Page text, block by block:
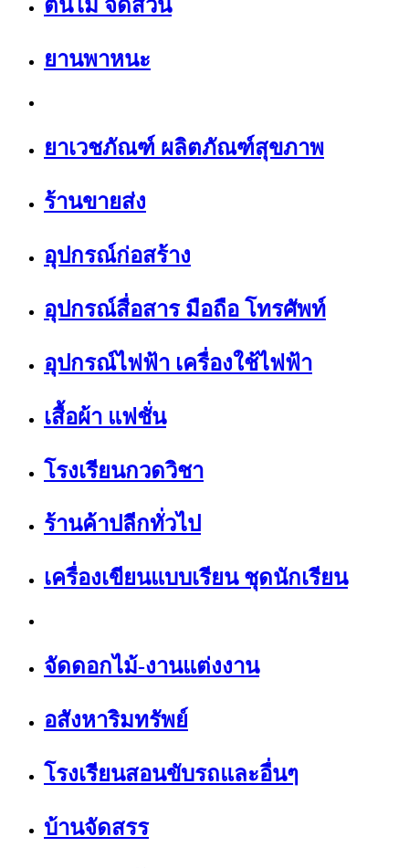
ต้นไม้ จัดสวน
ยานพาหนะ
ยาเวชภัณฑ์ ผลิตภัณฑ์สุขภาพ
ร้านขายส่ง
อุปกรณ์ก่อสร้าง
อุปกรณ์สื่อสาร มือถือ โทรศัพท์
อุปกรณ์ไฟฟ้า เครื่องใช้ไฟฟ้า
เสื้อผ้า แฟชั่น
โรงเรียนกวดวิชา
ร้านค้าปลีกทั่วไป
เครื่องเขียนแบบเรียน ชุดนักเรียน
จัดดอกไม้-งานแต่งงาน
อสังหาริมทรัพย์
โรงเรียนสอนขับรถและอื่นๆ
บ้านจัดสรร